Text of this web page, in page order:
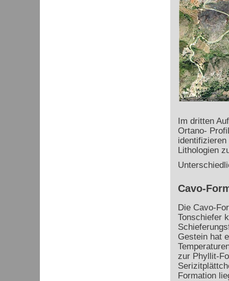
Im dritten
Ortano-
Lithologien
Cavo-
Die Cavo-
Tonschiefer
Gestein hat
zur Phyllit-
Formation